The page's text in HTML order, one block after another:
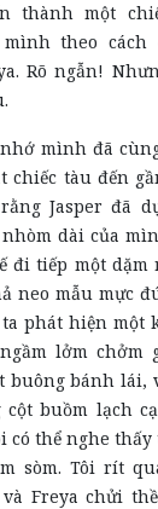
thành một
theo cách
Rõ ngẫn!
mình đã
chiếc tàu đến
Jasper đã
dài của
đi tiếp một dặm
neo mẫu mực
phát hiện một
lởm chởm
buông bánh lái,
buồm lạch
có thể nghe
sòm. Tôi rít
Freya chửi